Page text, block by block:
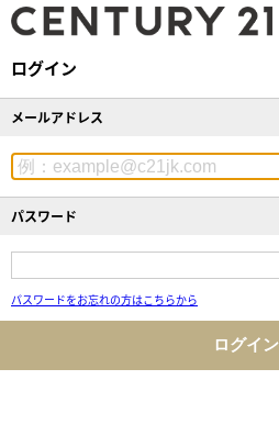
ログイン
メールアドレス
パスワード
パスワードをお忘れの方はこちらから
ログイン